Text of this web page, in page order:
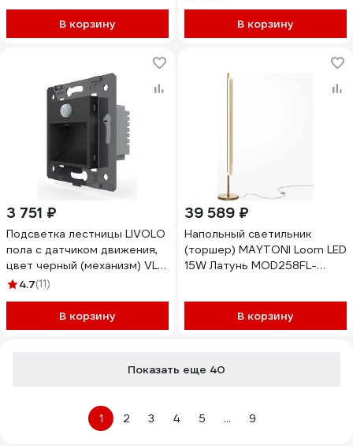
В корзину
В корзину
3 751 ₽
Подсветка лестницы LIVOLO
пола с датчиком движения,
цвет черный (механизм) VL-
C7-01JDRG-12
4.7(11)
В корзину
39 589 ₽
Напольный светильник
(торшер) MAYTONI Loom LED
15W Латунь MOD258FL-
В корзину
Показать еще 40
1 2 3 4 5 ... 9